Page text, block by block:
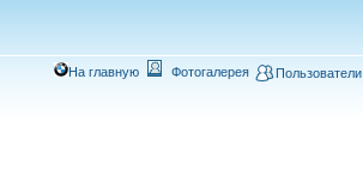
На главную Фотогалерея Пользователи